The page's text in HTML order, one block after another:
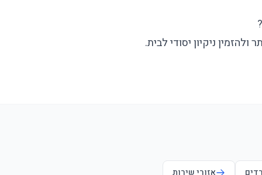
ניקיון יסודי לבית.
אזורי שירות